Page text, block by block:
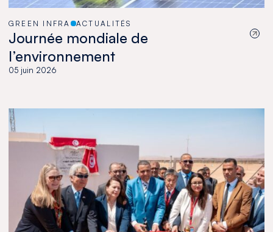
GREEN INFRA ACTUALITÉS
Journée mondiale de
l’environnement
05 juin 2026